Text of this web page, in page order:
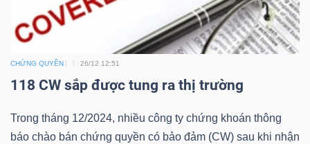
CHỨNG QUYỀN 26/12 12:51
118 CW sắp được tung ra thị trường
Trong tháng 12/2024, nhiều công ty chứng khoán thông
báo chào bán chứng quyền có bảo đảm (CW) sau khi nhận
Công